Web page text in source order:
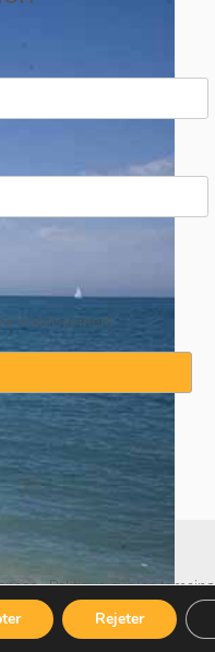
établissement
·Politique sur les témoins
Rejeter